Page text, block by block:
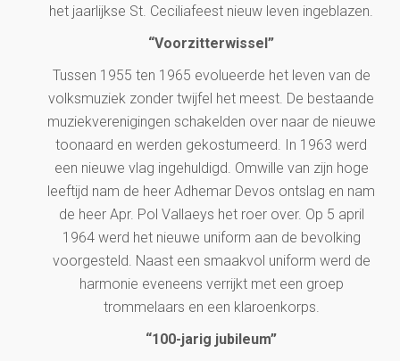
het jaarlijkse St. Ceciliafeest nieuw leven ingeblazen.
“Voorzitterwissel”
Tussen 1955 ten 1965 evolueerde het leven van de
volksmuziek zonder twijfel het meest. De bestaande
muziekverenigingen schakelden over naar de nieuwe
toonaard en werden gekostumeerd. In 1963 werd
een nieuwe vlag ingehuldigd. Omwille van zijn hoge
leeftijd nam de heer Adhemar Devos ontslag en nam
de heer Apr. Pol Vallaeys het roer over. Op 5 april
1964 werd het nieuwe uniform aan de bevolking
voorgesteld. Naast een smaakvol uniform werd de
harmonie eveneens verrijkt met een groep
trommelaars en een klaroenkorps.
“100-jarig jubileum”